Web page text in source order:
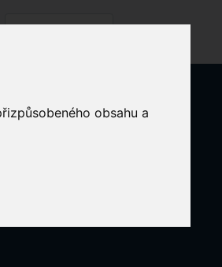
obsahu a